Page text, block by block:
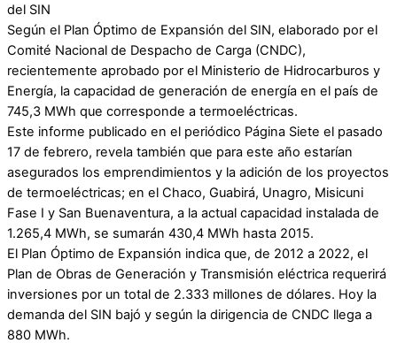
del SIN
Según el Plan Óptimo de Expansión del SIN, elaborado por el
Comité Nacional de Despacho de Carga (CNDC),
recientemente aprobado por el Ministerio de Hidrocarburos y
Energía, la capacidad de generación de energía en el país de
745,3 MWh que corresponde a termoeléctricas.
Este informe publicado en el periódico Página Siete el pasado
17 de febrero, revela también que para este año estarían
asegurados los emprendimientos y la adición de los proyectos
de termoeléctricas; en el Chaco, Guabirá, Unagro, Misicuni
Fase I y San Buenaventura, a la actual capacidad instalada de
1.265,4 MWh, se sumarán 430,4 MWh hasta 2015.
El Plan Óptimo de Expansión indica que, de 2012 a 2022, el
Plan de Obras de Generación y Transmisión eléctrica requerirá
inversiones por un total de 2.333 millones de dólares. Hoy la
demanda del SIN bajó y según la dirigencia de CNDC llega a
880 MWh.